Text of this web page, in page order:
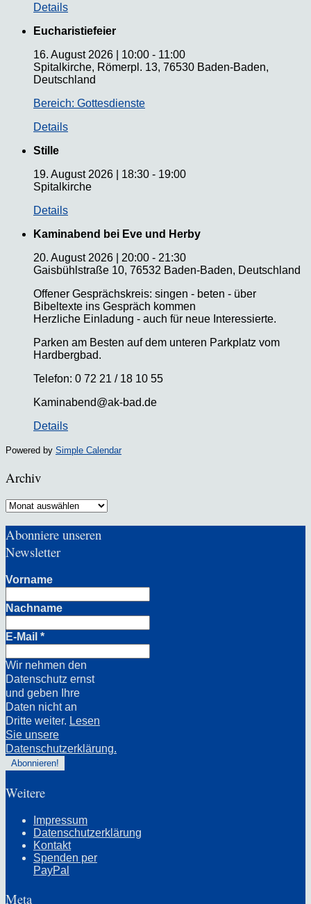
Details
Eucharistiefeier
16. August 2026
10:00 - 11:00
Spitalkirche, Römerpl. 13, 76530 Baden-Baden,
Deutschland
Bereich: Gottesdienste
Details
Stille
19. August 2026
18:30 - 19:00
Spitalkirche
Details
Kaminabend bei Eve und Herby
20. August 2026
20:00 - 21:30
Gaisbühlstraße 10, 76532 Baden-Baden, Deutschland
Offener Gesprächskreis: singen - beten - über
Bibeltexte ins Gespräch kommen
Herzliche Einladung - auch für neue Interessierte.
Parken am Besten auf dem unteren Parkplatz vom
Hardbergbad.
Telefon: 0 72 21 / 18 10 55
Kaminabend@ak-bad.de
Details
Powered by Simple Calendar
Archiv
Archiv
Abonniere unseren
Newsletter
Vorname
Nachname
E-Mail *
Wir nehmen den
Datenschutz ernst
und geben Ihre
Daten nicht an
Dritte weiter. Lesen
Sie unsere
Datenschutzerklärung.
Weitere
Impressum
Datenschutzerklärung
Kontakt
Spenden per
PayPal
Meta